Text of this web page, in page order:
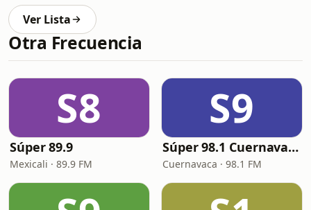
Ver Lista
Otra Frecuencia
S8
Súper 89.9
Mexicali · 89.9 FM
S9
Súper 98.1 Cuernavaca
Cuernavaca · 98.1 FM